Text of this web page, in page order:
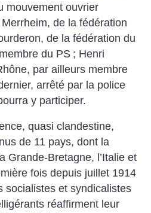
mouvement ouvrier
de la fédération
de la fédération du
du PS ; Henri
par ailleurs membre
arrêté par la police
y participer.
quasi clandestine,
de 11 pays, dont la
Grande-Bretagne, l’Italie et
fois depuis juillet 1914
socialistes et syndicalistes
réaffirment leur